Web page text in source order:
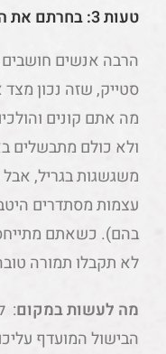
טעות 3: בחרתם את הנתח הלא נכון
הרבה אנשים
סטייק, שזה נכון
מה אתם קונים
ולא כולם מתבשלים
משגשגות בגריל,
עצמות מסתדרים
בהם). כשאתם
לא תקבלו תמורה
מה לעשות במקום:
הבישול המועדף